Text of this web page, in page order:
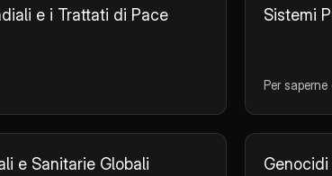
e i Trattati di Pace Sistemi
Per saperne
e Sanitarie Globali